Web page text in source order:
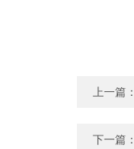
上一篇
下一篇